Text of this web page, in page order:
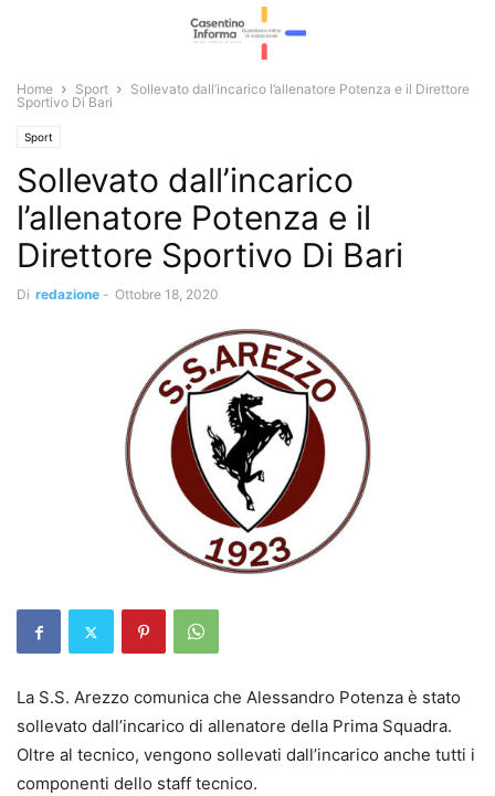
Home Sport
Sollevato dall’incarico l’allenatore Potenza e il Direttore
Sportivo Di Bari
Sport
Sollevato dall’incarico
l’allenatore Potenza e il
Direttore Sportivo Di Bari
Di redazione - Ottobre 18, 2020
La S.S. Arezzo comunica che Alessandro Potenza è stato
sollevato dall’incarico di allenatore della Prima Squadra.
Oltre al tecnico, vengono sollevati dall’incarico anche tutti i
componenti dello staff tecnico.